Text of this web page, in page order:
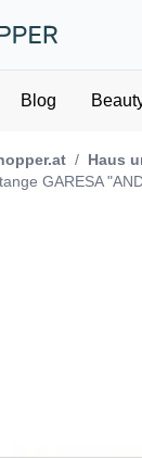
Blog
/ Haus
GARESA